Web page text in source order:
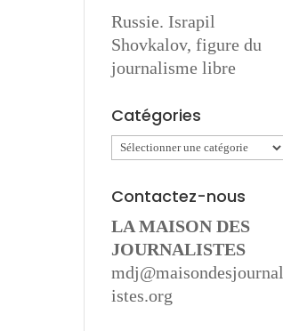
Russie. Israpil
Shovkalov, figure du
journalisme libre
Catégories
Catégories
Contactez-nous
LA MAISON DES
JOURNALISTES
mdj@maisondesjournal
istes.org